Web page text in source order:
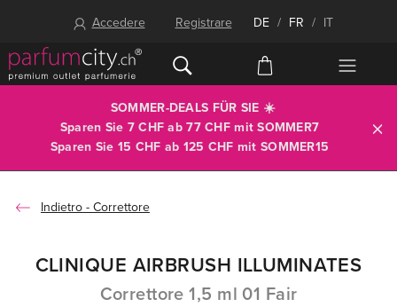
Accedere Registrare DE / FR / IT
SOMMER-DEALS FÜR SIE ☀️
Sparen Sie 7 CHF ab 77 CHF mitSOMMER7
Sparen Sie 15 CHF ab 125 CHF mit SOMMER15
Correttore
CLINIQUE AIRBRUSH ILLUMINATES
Correttore 1,5 ml 01 Fair